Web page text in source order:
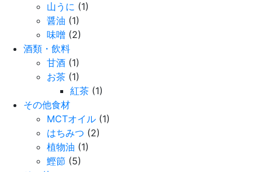
山うに (1)
醤油 (1)
味噌 (2)
酒類・飲料
甘酒 (1)
お茶 (1)
紅茶 (1)
その他食材
MCTオイル (1)
はちみつ (2)
植物油 (1)
鰹節 (5)